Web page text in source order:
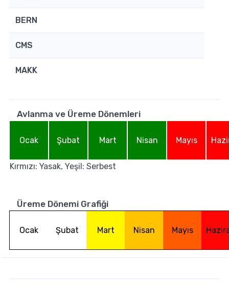
BERN
CMS
MAKK
Avlanma ve Üreme Dönemleri
Ocak Şubat Mart Nisan Mayıs
Kırmızı: Yasak, Yeşil: Serbest
Üreme Dönemi Grafiği
Ocak Şubat Mart Nisan Mayıs